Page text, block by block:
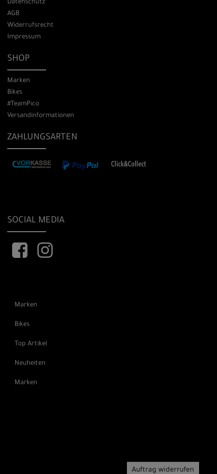
Datenschutz
AGB
Widerrufsrecht
Impressum
SHOP
Marken
Bikes
#TeamPico
Versandinformationen
ZAHLUNGSARTEN
SOCIAL MEDIA
Marken
Bikes
Top Artikel
Neuheiten
Marken
Auftrag widerrufen